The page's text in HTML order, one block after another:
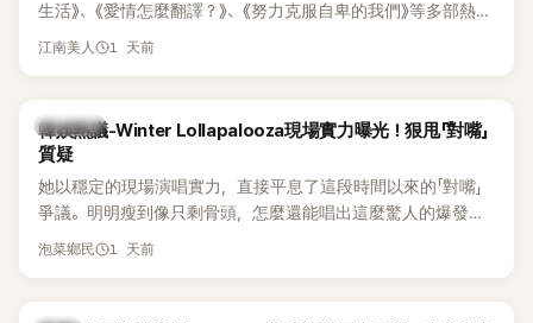
生活》、《愛情怎麼翻譯？》、《努力克服自卑的我們》等多部熱門
作品，躍升為韓劇新一代女神代表，不僅演技備受肯定，精緻
細身材下的超狂背肌與肩膀線條，反差感十足，讓不少網友看
傻直呼：「原來她身材這麼猛！」
江南美人 1 天前
熱議討論
韓娛熱議-Winter Lollapalooza現場實力曝光！狠甩「對嘴」
質疑
她以穩定的現場演唱實力，直接平息了這段時間以來的「對嘴」
爭議。明明瘦到像只剩骨頭，怎麼還能唱出這麼驚人的爆發力
和音量？
泡菜鄉民 1 天前